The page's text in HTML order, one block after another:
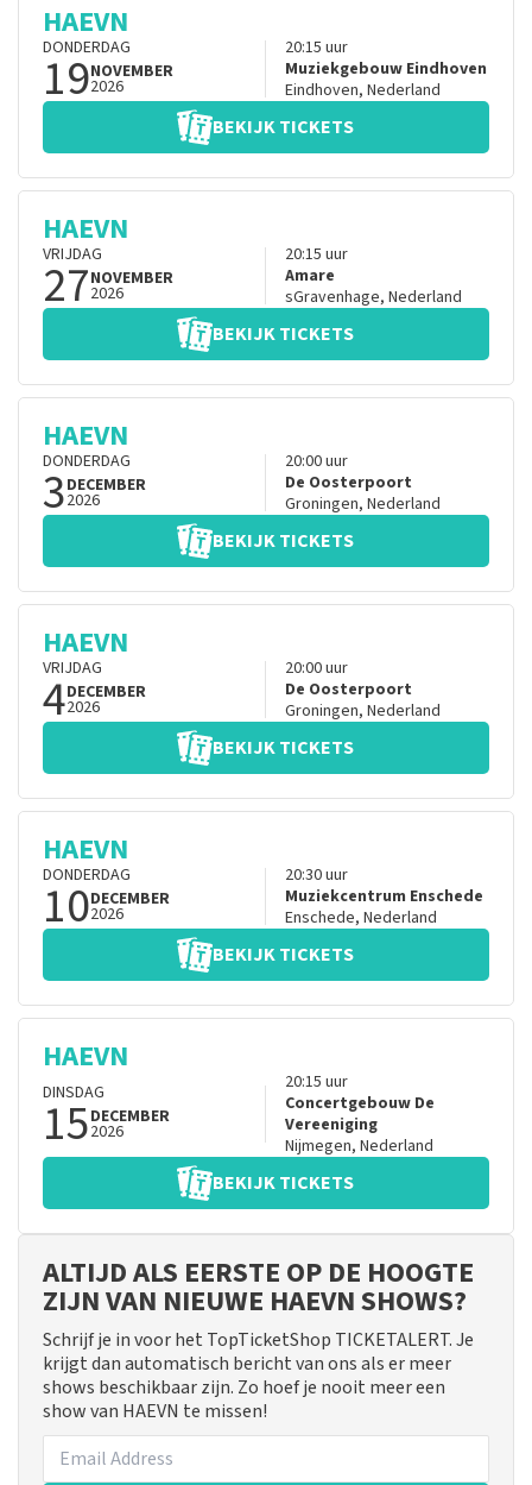
HAEVN
DONDERDAG
19NOVEMBER
2026
20:15 uur
Muziekgebouw Eindhoven
Eindhoven, Nederland
BEKIJK TICKETS
HAEVN
VRIJDAG
27NOVEMBER
2026
20:15 uur
Amare
sGravenhage, Nederland
BEKIJK TICKETS
HAEVN
DONDERDAG
3DECEMBER
2026
20:00uur
De Oosterpoort
Groningen, Nederland
BEKIJK TICKETS
HAEVN
VRIJDAG
4DECEMBER
2026
20:00uur
De Oosterpoort
Groningen, Nederland
BEKIJK TICKETS
HAEVN
DONDERDAG
10DECEMBER
2026
20:30uur
Muziekcentrum Enschede
Enschede, Nederland
BEKIJK TICKETS
HAEVN
DINSDAG
15DECEMBER
2026
20:15 uur
Concertgebouw De
Vereeniging
Nijmegen, Nederland
BEKIJK TICKETS
ALTIJD ALS EERSTE OP DE HOOGTE
ZIJN VAN NIEUWE HAEVN SHOWS?
Schrijf je in voor het TopTicketShop TICKETALERT. Je
krijgt dan automatisch bericht van ons als er meer
shows beschikbaar zijn. Zo hoef je nooit meer een
show van HAEVN te missen!